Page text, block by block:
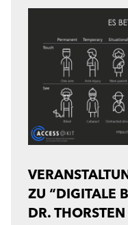
ZU “DIGITALE
DR.